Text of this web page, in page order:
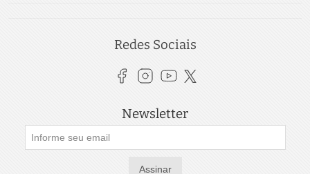
Redes Sociais
Newsletter
Assinar